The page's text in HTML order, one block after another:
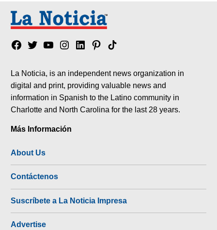
Facebook
TwitterYouTubeInstagram
LinkedinPinterest
Tik
La Noticia, is an independent news organization in
digital and print, providing valuable news and
information in Spanish to the Latino community in
Charlotte and North Carolina for the last 28 years.
Más Información
About Us
Contáctenos
Suscríbete a La Noticia Impresa
Advertise